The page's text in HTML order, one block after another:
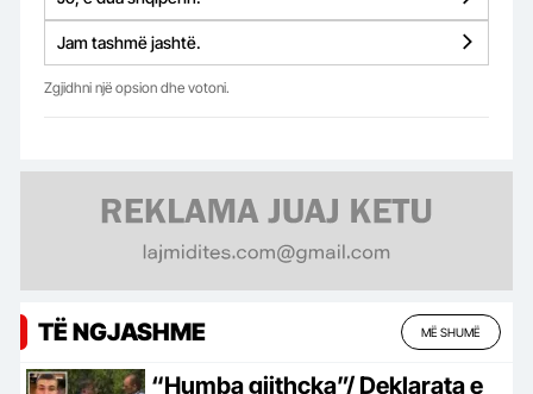
Jam tashmë jashtë.
Zgjidhni një opsion dhe votoni.
TË NGJASHME MË SHUMË
“Humba gjithçka”/ Deklarata e